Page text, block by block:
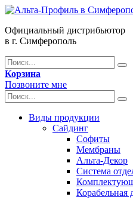
Официальный дистрибьютор
в г. Симферополь
Корзина
Позвоните мне
Виды продукции
Сайдинг
Софиты
Мембраны
Альта-Декор
Система
Корабельная